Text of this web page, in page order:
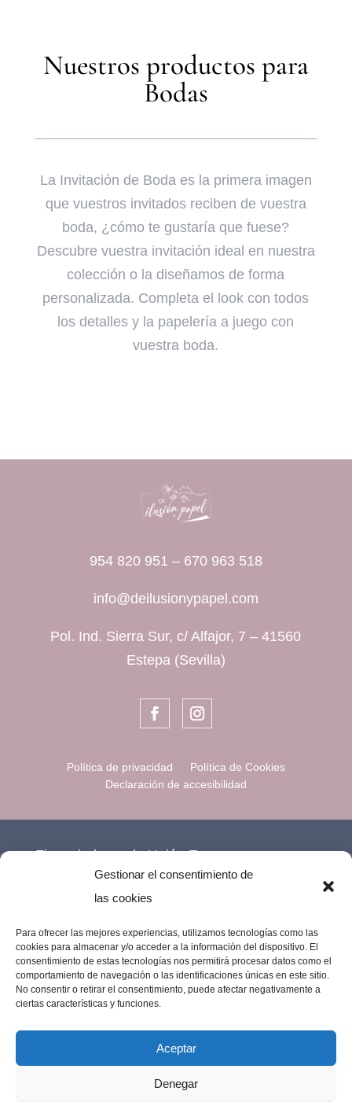
Gestionar el consentimiento de
las cookies
Para ofrecer las mejores experiencias, utilizamos tecnologías como las
cookies para almacenar y/o acceder a la información del dispositivo. El
consentimiento de estas tecnologías nos permitirá procesar datos como el
comportamiento de navegación o las identificaciones únicas en este sitio.
No consentir o retirar el consentimiento, puede afectar negativamente a
ciertas características y funciones.
Aceptar
Denegar
Nuestros productos para
Bodas
La Invitación de Boda es la primera imagen
que vuestros invitados reciben de vuestra
boda, ¿cómo te gustaría que fuese?
Descubre vuestra invitación ideal en nuestra
colección o la diseñamos de forma
personalizada. Completa el look con todos
los detalles y la papelería a juego con
vuestra boda.
954 820 951 – 670 963 518
info@deilusionypapel.com
Pol. Ind. Sierra Sur, c/ Alfajor, 7 – 41560
Estepa (Sevilla)
Política de privacidad
Política de Cookies
Declaración de accesibilidad
Financiado por la Unión Europea –
NextGenerationEU.